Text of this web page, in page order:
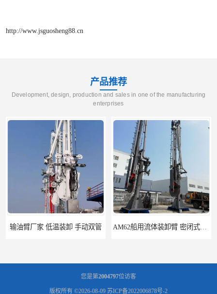
http://www.jsguosheng88.cn
产品推荐
Development, design, production and sales in one of the manufacturing
enterprises
装卸 手动双管 AM62船用流体装卸臂 密闭式装卸臂 多种型号可供选择
您是第2004797位访客
版权所有 ©2026-08-09 苏ICP备2022006878号-2